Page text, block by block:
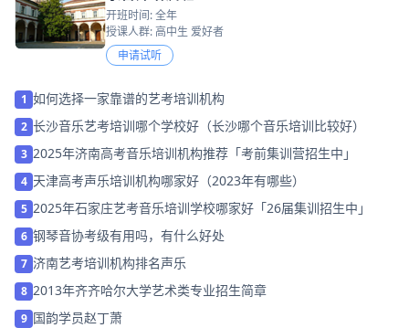
开班时间: 全年
授课人群: 高中生 爱好者
申请试听
1 如何选择一家靠谱的艺考培训机构
2 长沙音乐艺考培训哪个学校好（长沙哪个音乐培训比较好）
3 2025年济南高考音乐培训机构推荐「考前集训营招生中」
4 天津高考声乐培训机构哪家好（2023年有哪些）
5 2025年石家庄艺考音乐培训学校哪家好「26届集训招生中」
6 钢琴音协考级有用吗，有什么好处
7 济南艺考培训机构排名声乐
8 2013年齐齐哈尔大学艺术类专业招生简章
9 国韵学员赵丁萧